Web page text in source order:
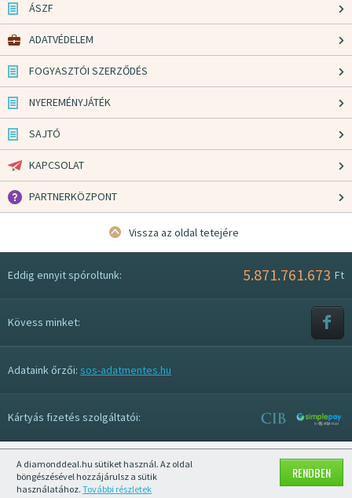
A diamonddeal.hu sütiket használ. Az oldal
böngészésével hozzájárulsz a sütik
használatához.További részletek
RENDBEN
ÁSZF
ADATVÉDELEM
FOGYASZTÓI SZERZŐDÉS
NYEREMÉNYJÁTÉK
SAJTÓ
KAPCSOLAT
PARTNERKÖZPONT
Vissza az oldal tetejére
Eddig ennyit spóroltunk: 5.871.761.673 Ft
Kövess minket:
Adataink őrzői: sos-adatmentes.hu
Kártyás fizetés szolgáltatói:
Mobil nézet kikapcsolása